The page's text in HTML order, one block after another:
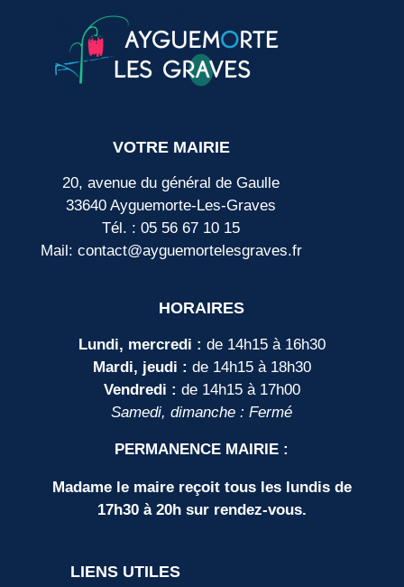
VOTRE MAIRIE
20, avenue du général de Gaulle
33640 Ayguemorte-Les-Graves
Tél. : 05 56 67 10 15
Mail: contact@ayguemortelesgraves.fr
HORAIRES
Lundi, mercredi : de 14h15 à 16h30
Mardi, jeudi : de 14h15 à 18h30
Vendredi : de 14h15 à 17h00
Samedi, dimanche : Fermé
PERMANENCE MAIRIE :
Madame le maire reçoit tous les lundis de
17h30 à 20h sur rendez-vous.
LIENS UTILES